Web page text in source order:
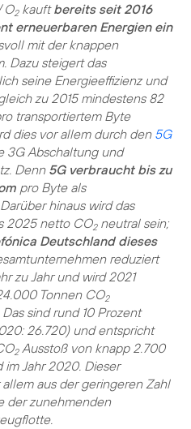
O2kauftbereits seit 2016
erneuerbaren Energien ein
mit der knappen
Dazu steigert das
seine Energieeffizienz und
zu 2015 mindestens 82
transportiertem Byte
dies vor allem durch den 5G
3G Abschaltung und
Denn 5G verbraucht bis zu
pro Byte als
hinaus wird das
2025 netto CO2neutral sein;
Deutschland dieses
reduziert
zu Jahr und wird 2021
Tonnen CO2
sind rund 10 Prozent
26.720) und entspricht
2Ausstoß von knapp 2.700
Jahr 2020. Dieser
aus der geringeren Zahl
der zunehmenden